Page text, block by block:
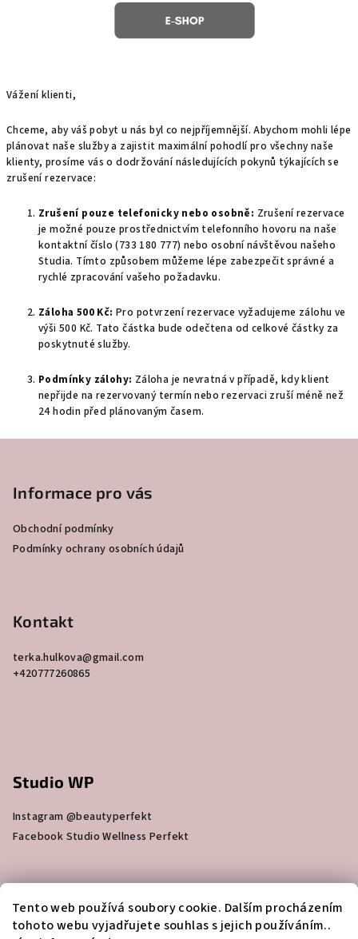
Tento web používá soubory cookie. Dalším procházením
tohoto webu vyjadřujete souhlas s jejich používáním..
Vážení klienti,
Chceme, aby váš pobyt u nás byl co nejpříjemnější. Abychom mohli lépe
plánovat naše služby a zajistit maximální pohodlí pro všechny naše
klienty, prosíme vás o dodržování následujících pokynů týkajících se
zrušení rezervace:
Zrušení pouze telefonicky nebo osobně: Zrušení rezervace
je možné pouze prostřednictvím telefonního hovoru na naše
kontaktní číslo (733 180 777) nebo osobní návštěvou našeho
Studia. Tímto způsobem můžeme lépe zabezpečit správné a
rychlé zpracování vašeho požadavku.
Záloha 500 Kč: Pro potvrzení rezervace vyžadujeme zálohu ve
výši 500 Kč. Tato částka bude odečtena od celkové částky za
poskytnuté služby.
Podmínky zálohy: Záloha je nevratná v případě, kdy klient
nepřijde na rezervovaný termín nebo rezervaci zruší méně než
24 hodin před plánovaným časem.
Informace pro vás
Obchodní podmínky
Podmínky ochrany osobních údajů
Kontakt
terka.hulkova@gmail.com
+420777260865
Studio WP
Instagram @beautyperfekt
Facebook Studio Wellness Perfekt
Skin Bar Beauty Perfekt